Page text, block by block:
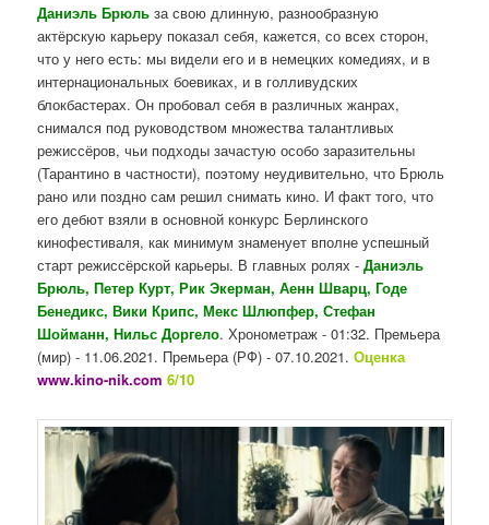
Даниэль Брюль за свою длинную, разнообразную
актёрскую карьеру показал себя, кажется, со всех сторон,
что у него есть: мы видели его и в немецких комедиях, и в
интернациональных боевиках, и в голливудских
блокбастерах. Он пробовал себя в различных жанрах,
снимался под руководством множества талантливых
режиссёров, чьи подходы зачастую особо заразительны
(Тарантино в частности), поэтому неудивительно, что Брюль
рано или поздно сам решил снимать кино. И факт того, что
его дебют взяли в основной конкурс Берлинского
кинофестиваля, как минимум знаменует вполне успешный
старт режиссёрской карьеры. В главных ролях -Даниэль
Брюль, Петер Курт, Рик Экерман, Аенн Шварц, Годе
Бенедикс, Вики Крипс, Мекс Шлюпфер, Стефан
Шойманн, Нильс Доргело. Хронометраж - 01:32. Премьера
(мир) - 11.06.2021. Премьера (РФ) - 07.10.2021.Оценка
www.kino-nik.com 6/10